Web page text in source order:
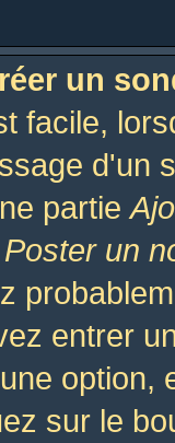
un
facile,
d'un
partie
Poster un
entrer
option,
sur le